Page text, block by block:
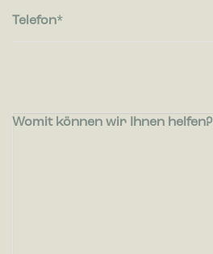
Telefon
Womit können wir Ihnen helfen?